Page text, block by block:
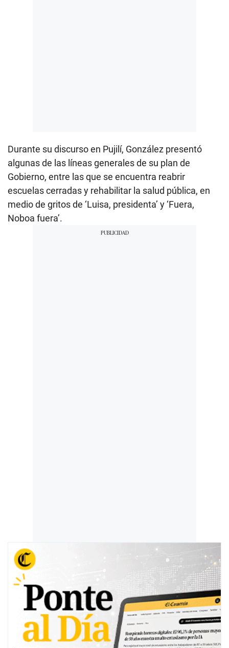
Durante su discurso en Pujilí, González presentó
algunas de las líneas generales de su plan de
Gobierno, entre las que se encuentra reabrir
escuelas cerradas y rehabilitar la salud pública, en
medio de gritos de ‘Luisa, presidenta’ y ‘Fuera,
Noboa fuera’.